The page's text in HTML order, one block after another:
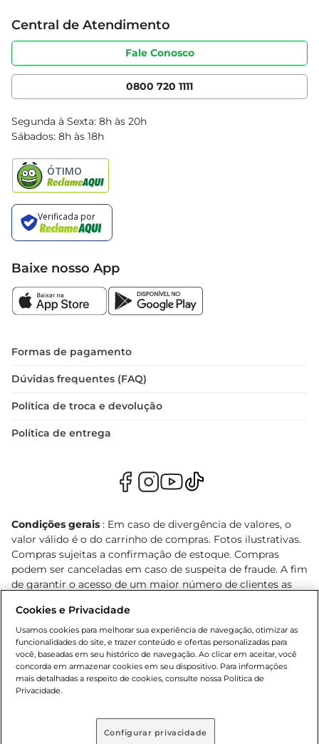
Sobre privacidade
Portal do fornecedor
Cencosud Media
Produtos Bretas
Código de ética
Serviços
Clube Bretas
Blog Bretas
Black Friday
Central de Atendimento
Fale Conosco
0800 720 1111
Segunda à Sexta: 8h às 20h
Sábados: 8h às 18h
Baixe nosso App
Formas de pagamento
Dúvidas frequentes (FAQ)
Política de troca e devolução
Política de entrega
Condições gerais : Em caso de divergência de valores, o
valor válido é o do carrinho de compras. Fotos ilustrativas.
Compras sujeitas a confirmação de estoque. Compras
podem ser canceladas em caso de suspeita de fraude. A fim
de garantir o acesso de um maior número de clientes as
promocionais poderá ter sua quantidade limitada por
cliente. Os preços, ofertas e condições são exclusivos para
o e-commerce e válidos durante o dia de hoje, podendo
sofrer alterações sem prévia notificação. Proibida a venda
de bebidas alcoólicas para menores de 18 anos, conforme
Lei n.º 8069/90, art. 81, inciso II (Estatuto da Criança e do
www.bretas.com.br, podendo sofrer alterações sem aviso
prévio. O valor mínimo para as compras on-line é de R$
Cookies e Privacidade
Usamos cookies para melhorar sua experiência de navegação, otimizar as
funcionalidades do site, e trazer conteúdo e ofertas personalizadas para
você, baseadas em seu histórico de navegação. Ao clicar em aceitar, você
concorda em armazenar cookies em seu dispositivo. Para informações
mais detalhadas a respeito de cookies, consulte nossa Política de
Privacidade.
Configurar privacidade